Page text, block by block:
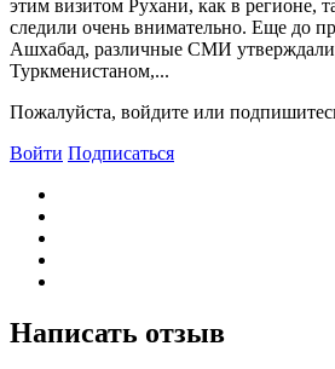
этим визитом Рухани, как в регионе,
следили очень внимательно. Еще до
Ашхабад, различные СМИ
Туркменистаном,...
Пожалуйста, войдите или
Войти Подписаться
Написать отзыв